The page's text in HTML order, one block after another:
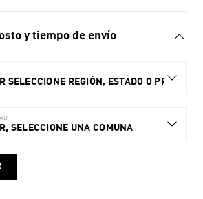
y tiempo de envío
SELECCIONE REGIÓN, ESTADO O PROVINCIA.
SELECCIONE UNA COMUNA